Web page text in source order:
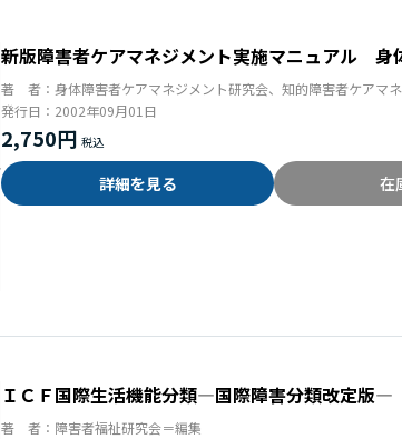
新版障害者ケアマネジメント実施マニュアル 身
著 者： 身体障害者ケアマネジメント研究会、知的障害者ケアマ
発行日： 2002年09月01日
2,750円
詳細を見る 在
ＩＣＦ国際生活機能分類―国際障害分類改定版―
著 者： 障害者福祉研究会＝編集